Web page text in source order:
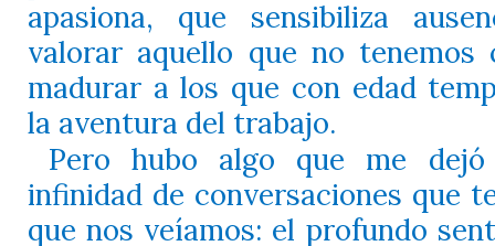
apasiona, que sensibiliza
valorar aquello que no tenemos
madurar a los que con edad
la aventura del trabajo.
Pero hubo algo que me
infinidad de conversaciones que
que nos veíamos: el profundo